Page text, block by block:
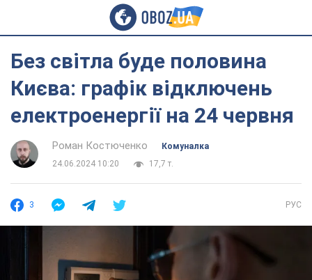
Без світла буде половина
Києва: графік відключень
електроенергії на 24 червня
Роман Костюченко
Комуналка
24.06.2024 10:20
17,7 т.
3 РУС